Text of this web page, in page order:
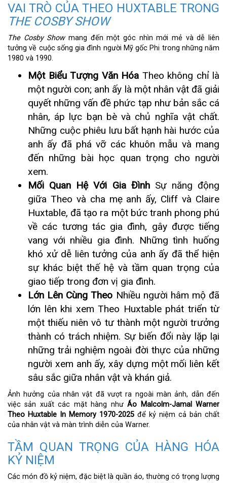
VAI TRÒ CỦA THEO HUXTABLE TRONG
THE COSBY SHOW
The Cosby Showmang đến một góc nhìn mới mẻ và dễ liên
tưởng về cuộc sống gia đình người Mỹ gốc Phi trong những năm
1980 và 1990.
Một Biểu Tượng Văn Hóa Theo không chỉ là
một người con; anh ấy là một nhân vật đã giải
quyết những vấn đề phức tạp như bản sắc cá
nhân, áp lực bạn bè và chủ nghĩa vật chất.
Những cuộc phiêu lưu bất hạnh hài hước của
anh ấy đã phá vỡ các khuôn mẫu và mang
đến những bài học quan trọng cho người
xem.
Mối Quan Hệ Với Gia ĐìnhSự năng động
giữa Theo và cha mẹ anh ấy, Cliff và Claire
Huxtable, đã tạo ra một bức tranh phong phú
về các tương tác gia đình, gây được tiếng
vang với nhiều gia đình. Những tình huống
khó xử dễ liên tưởng của anh ấy đã thể hiện
sự khác biệt thế hệ và tầm quan trọng của
giao tiếp trong đơn vị gia đình.
Lớn Lên Cùng Theo Nhiều người hâm mộ đã
lớn lên khi xem Theo Huxtable phát triển từ
một thiếu niên vô tư thành một người trưởng
thành có trách nhiệm. Sự biến đổi này lặp lại
những trải nghiệm ngoài đời thực của những
người xem anh ấy, xây dựng một mối liên kết
sâu sắc giữa nhân vật và khán giả.
Ảnh hưởng của nhân vật đã vượt ra ngoài màn ảnh, dẫn đến
việc sản xuất các mặt hàng nhưÁo Malcolm-Jamal Warner
Theo Huxtable In Memory 1970-2025 để kỷ niệm cả bản chất
của nhân vật và màn trình diễn của Warner.
TẦM QUAN TRỌNG CỦA HÀNG HÓA
KỶ NIỆM
Các món đồ kỷ niệm, đặc biệt là quần áo, thường có trọng lượng